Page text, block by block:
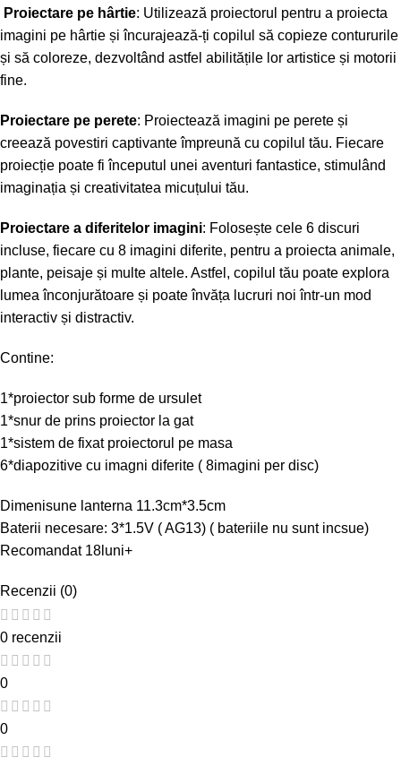
Proiectare pe hârtie: Utilizează proiectorul pentru a proiecta
imagini pe hârtie și încurajează-ți copilul să copieze contururile
și să coloreze, dezvoltând astfel abilitățile lor artistice și motorii
fine.
Proiectare pe perete: Proiectează imagini pe perete și
creează povestiri captivante împreună cu copilul tău. Fiecare
proiecție poate fi începutul unei aventuri fantastice, stimulând
imaginația și creativitatea micuțului tău.
Proiectare a diferitelor imagini: Folosește cele 6 discuri
incluse, fiecare cu 8 imagini diferite, pentru a proiecta animale,
plante, peisaje și multe altele. Astfel, copilul tău poate explora
lumea înconjurătoare și poate învăța lucruri noi într-un mod
interactiv și distractiv.
Contine:
1*proiector sub forme de ursulet
1*snur de prins proiector la gat
1*sistem de fixat proiectorul pe masa
6*diapozitive cu imagni diferite ( 8imagini per disc)
Dimenisune lanterna 11.3cm*3.5cm
Baterii necesare: 3*1.5V ( AG13) ( bateriile nu sunt incsue)
Recomandat 18luni+
Recenzii (0)
0 recenzii
0
0